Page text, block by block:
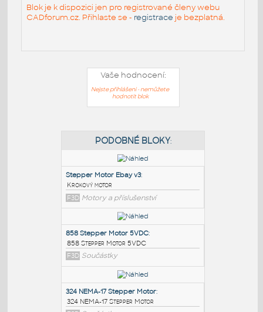
Blok je k dispozici jen pro registrované členy webu
CADforum.cz. Přihlaste se - registrace je bezplatná.
Vaše hodnocení:
Nejste přihlášeni - nemůžete
hodnotit blok
PODOBNÉ BLOKY
Stepper Motor Ebay v3
Krokový motor
F3D Motory a příslušenství